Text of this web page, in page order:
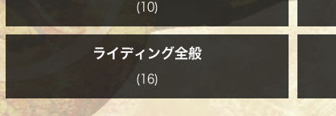
(10)
ライディング全般
(16)